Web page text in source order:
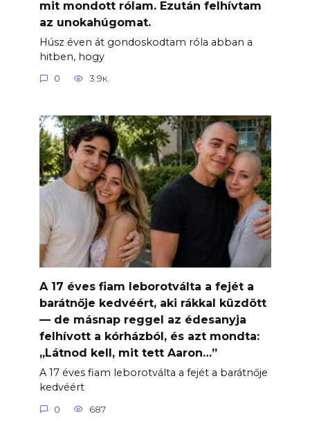
mit mondott rólam. Ezután felhívtam
az unokahúgomat.
Húsz éven át gondoskodtam róla abban a
hitben, hogy
0 3.9к.
A 17 éves fiam leborotválta a fejét a
barátnője kedvéért, aki rákkal küzdött
— de másnap reggel az édesanyja
felhívott a kórházból, és azt mondta:
„Látnod kell, mit tett Aaron…”
A 17 éves fiam leborotválta a fejét a barátnője
kedvéért
0 687